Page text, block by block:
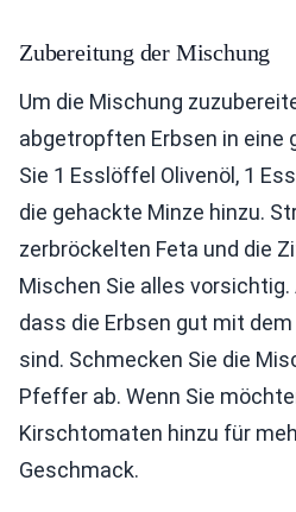
Zubereitung der Mischung
Um die Mischung
abgetropften Erbsen in eine
Sie 1 Esslöffel Olivenöl, 1
die gehackte Minze hinzu.
zerbröckelten Feta und die
Mischen Sie alles
dass die Erbsen gut mit
sind. Schmecken Sie die
Pfeffer ab. Wenn Sie
Kirschtomaten hinzu für
Geschmack.